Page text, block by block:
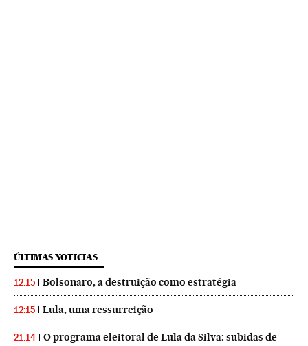
ÚLTIMAS NOTICIAS
12:15 Bolsonaro, a destruição como estratégia
12:15 Lula, uma ressurreição
21:14
O programa eleitoral de Lula da Silva: subidas de